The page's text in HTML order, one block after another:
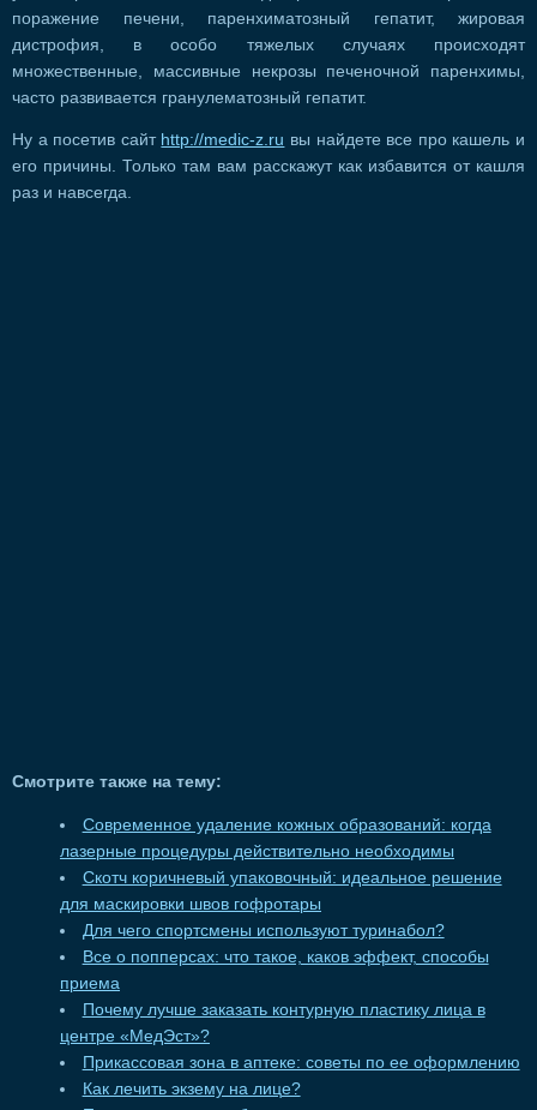
поражение печени, паренхиматозный гепатит, жировая
дистрофия, в особо тяжелых случаях происходят
множественные, массивные некрозы печеночной паренхимы,
часто развивается гранулематозный гепатит.
Ну а посетив сайт http://medic-z.ru вы найдете все про кашель и
его причины. Только там вам расскажут как избавится от кашля
раз и навсегда.
Смотрите также на тему:
Современное удаление кожных образований: когда
лазерные процедуры действительно необходимы
Скотч коричневый упаковочный: идеальное решение
для маскировки швов гофротары
Для чего спортсмены используют туринабол?
Все о попперсах: что такое, каков эффект, способы
приема
Почему лучше заказать контурную пластику лица в
центре «МедЭст»?
Прикассовая зона в аптеке: советы по ее оформлению
Как лечить экзему на лице?